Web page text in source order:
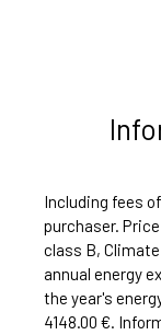
Including fees
purchaser.
class B,
annual energy
the year's
4148.00 €.